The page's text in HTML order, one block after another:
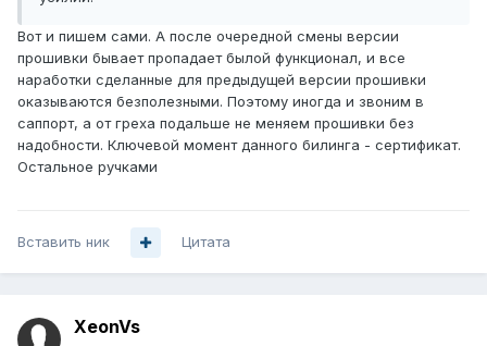
Вот и пишем сами. А после очередной смены версии
прошивки бывает пропадает былой функционал, и все
наработки сделанные для предыдущей версии прошивки
оказываются безполезными. Поэтому иногда и звоним в
саппорт, а от греха подальше не меняем прошивки без
надобности. Ключевой момент данного билинга - сертификат.
Остальное ручками
Вставить ник Цитата
XeonVs